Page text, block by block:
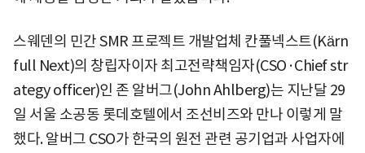
스웨덴의 민간 SMR 프로젝트 개발업체 칸풀넥스트(Kärn
full Next)의 창립자이자 최고전략책임자(CSO·Chief str
ategy officer)인 존 알버그(John Ahlberg)는 지난달 29
일 서울 소공동 롯데호텔에서 조선비즈와 만나 이렇게 말
했다. 알버그 CSO가 한국의 원전 관련 공기업과 사업자에